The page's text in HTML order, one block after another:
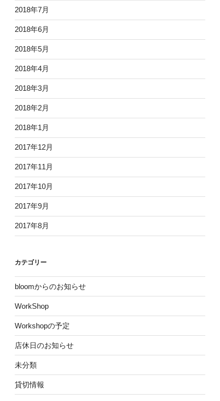
2018年7月
2018年6月
2018年5月
2018年4月
2018年3月
2018年2月
2018年1月
2017年12月
2017年11月
2017年10月
2017年9月
2017年8月
カテゴリー
bloomからのお知らせ
WorkShop
Workshopの予定
店休日のお知らせ
未分類
貸切情報